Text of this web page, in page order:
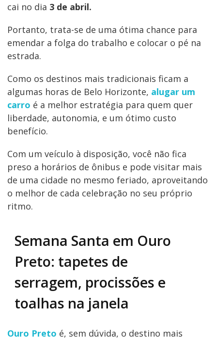
cai no dia 3 de abril.
Portanto, trata-se de uma ótima chance para
emendar a folga do trabalho e colocar o pé na
estrada.
Como os destinos mais tradicionais ficam a
algumas horas de Belo Horizonte, alugar um
carro é a melhor estratégia para quem quer
liberdade, autonomia, e um ótimo custo
benefício.
Com um veículo à disposição, você não fica
preso a horários de ônibus e pode visitar mais
de uma cidade no mesmo feriado, aproveitando
o melhor de cada celebração no seu próprio
ritmo.
Semana Santa em Ouro
Preto: tapetes de
serragem, procissões e
toalhas na janela
Ouro Preto é, sem dúvida, o destino mais